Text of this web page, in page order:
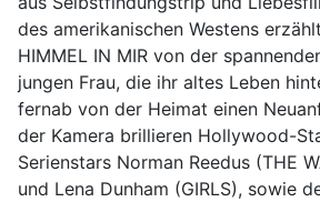
des amerikanischen Westens
HIMMEL IN MIR von der
jungen Frau, die ihr altes Leben
fernab von der Heimat einen
der Kamera brillieren Hollywood-
Serienstars Norman Reedus (THE
und Lena Dunham (GIRLS), sowie